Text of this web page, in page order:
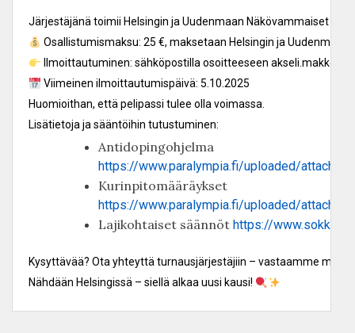
Järjestäjänä toimii Helsingin ja Uudenmaan Näkövammaiset ry
Osallistumismaksu: 25 €, maksetaan Helsingin ja
Ilmoittautuminen: sähköpostilla osoitteeseen
Viimeinen ilmoittautumispäivä: 5.10.2025
Huomioithan, että pelipassi tulee olla voimassa.
Lisätietoja ja sääntöihin tutustuminen:
Antidopingohjelma
https://www.paralympia.fi/uploaded/
Kurinpitomääräykset
https://www.paralympia.fi/uploaded/
Lajikohtaiset säännöt https://
Kysyttävää? Ota yhteyttä turnausjärjestäjiin – vastaamme
Nähdään Helsingissä – siellä alkaa uusi kausi!